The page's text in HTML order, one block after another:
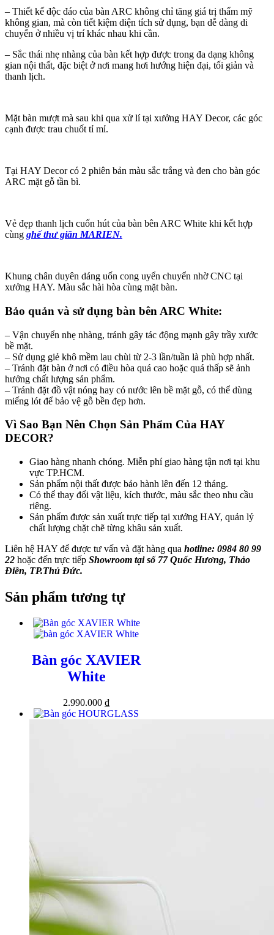
– Thiết kế độc đáo của bàn ARC không chỉ tăng giá trị thẩm mỹ
không gian, mà còn tiết kiệm diện tích sử dụng, bạn dễ dàng di
chuyển ở nhiều vị trí khác nhau khi cần.
– Sắc thái nhẹ nhàng của bàn kết hợp được trong đa dạng không
gian nội thất, đặc biệt ở nơi mang hơi hướng hiện đại, tối giản và
thanh lịch.
Mặt bàn mượt mà sau khi qua xử lí tại xưởng HAY Decor, các góc
cạnh được trau chuốt tỉ mỉ.
Tại HAY Decor có 2 phiên bản màu sắc trắng và đen cho bàn góc
ARC mặt gỗ tần bì.
Vẻ đẹp thanh lịch cuốn hút của bàn bên ARC White khi kết hợp
cùng ghế thư giãn MARIEN.
Khung chân duyên dáng uốn cong uyển chuyển nhờ CNC tại
xưởng HAY. Màu sắc hài hòa cùng mặt bàn.
Bảo quản và sử dụng bàn bên ARC White:
– Vận chuyển nhẹ nhàng, tránh gây tác động mạnh gây trầy xước
bề mặt.
– Sử dụng giẻ khô mềm lau chùi từ 2-3 lần/tuần là phù hợp nhất.
– Tránh đặt bàn ở nơi có điều hòa quá cao hoặc quá thấp sẽ ảnh
hưởng chất lượng sản phẩm.
– Tránh đặt đồ vật nóng hay có nước lên bề mặt gỗ, có thể dùng
miếng lót để bảo vệ gỗ bền đẹp hơn.
Vì Sao Bạn Nên Chọn Sản Phẩm Của HAY
DECOR?
Giao hàng nhanh chóng. Miễn phí giao hàng tận nơi tại khu
vực TP.HCM.
Sản phẩm nội thất được bảo hành lên đến 12 tháng.
Có thể thay đổi vật liệu, kích thước, màu sắc theo nhu cầu
riêng.
Sản phẩm được sản xuất trực tiếp tại xưởng HAY, quản lý
chất lượng chặt chẽ từng khâu sản xuất.
Liên hệ HAY để được tư vấn và đặt hàng qua hotline: 0984 80 99
22 hoặc đến trực tiếp Showroom tại số 77 Quốc Hương, Thảo
Điền, TP.Thủ Đức.
Sản phẩm tương tự
Bàn góc XAVIER
White
2.990.000 ₫